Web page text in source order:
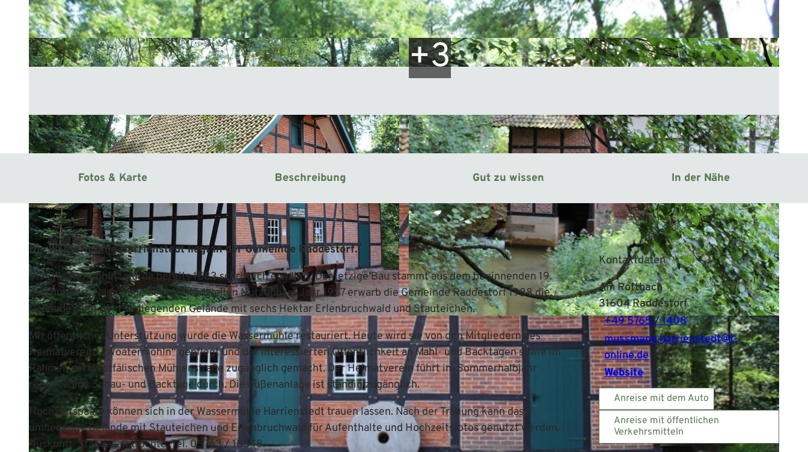
© Mittelweser-Touristik GmbH | CC-BY © Mittelweser-Touristik GmbH |CC-BY
Fotos & Karte Beschreibung Gut zu wissen In der Nähe
Die Wassermühle Harrienstedt liegt in der Gemeinde Raddestorf.
Die „Woatermöhln“ wurde bereits 1583 schriftlich erwähnt. Der jetzige Bau stammt aus dem beginnenden 19.
Jahrhundert. Nach Ende der kommerziellen Nutzung im Jahr 1957 erwarb die Gemeinde Raddestorf 1988 die
Gebäude samt dem umliegenden Gelände mit sechs Hektar Erlenbruchwald und Stauteichen.
Mit öffentlicher Unterstützung wurde die Wassermühle restauriert. Heute wird sie von den Mitgliedern des
Heimatvereins „Woatermöhln“ gepflegt und der interessierten Öffentlichkeit an Mahl- und Backtagen sowie im
Rahmen der westfälischen Mühlenstraße zugänglich gemacht. Der Heimatverein führt im Sommerhalbjahr
regelmäßige Schau- und Backtage durch. Die Außenanlage ist ständig zugänglich.
Hochzeitspaare können sich in der Wassermühle Harrienstedt trauen lassen. Nach der Trauung kann das
umliegende Gelände mit Stauteichen und Erlenbruchwald für Aufenthalte und Hochzeitsfotos genutzt werden.
Auskunft: Standesamt Uchte, Tel. 05763 / 18348.
Kontaktdaten
Am Rottbach
31604Raddestorf
+49 5765 / 1408
mussmann.harrienstedt@t-
online.de
Website
Anreise mit dem Auto
Anreise mit öffentlichen
Verkehrsmitteln